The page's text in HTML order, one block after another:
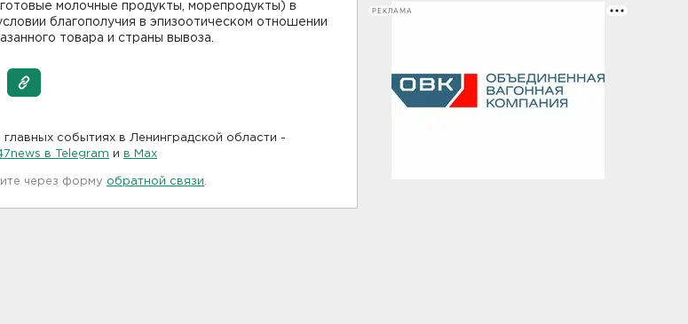
молочные продукты, морепродукты) в
благополучия в эпизоотическом отношении
товара и страны вывоза.
событиях в Ленинградской области -
в Telegram и в Maх
через форму обратной связи
РЕКЛАМА